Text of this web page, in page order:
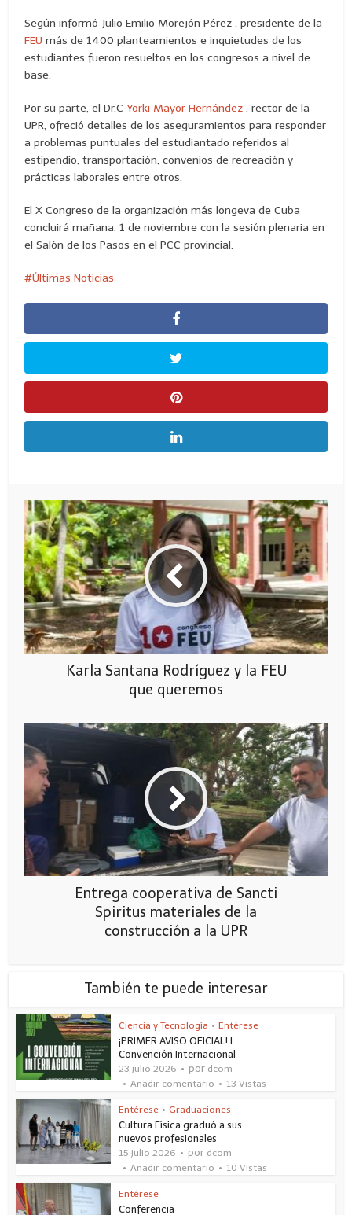
Según informó Julio Emilio Morejón Pérez , presidente de la
FEU más de 1400 planteamientos e inquietudes de los
estudiantes fueron resueltos en los congresos a nivel de
base.
Por su parte, el Dr.CYorki Mayor Hernández , rector de la
UPR, ofreció detalles de los aseguramientos para responder
a problemas puntuales del estudiantado referidos al
estipendio, transportación, convenios de recreación y
prácticas laborales entre otros.
El X Congreso de la organización más longeva de Cuba
concluirá mañana, 1 de noviembre con la sesión plenaria en
el Salón de los Pasos en el PCC provincial.
Últimas Noticias
Karla Santana Rodríguez y la FEU
que queremos
Entrega cooperativa de Sancti
Spiritus materiales de la
construcción a la UPR
También te puede interesar
Ciencia y Tecnología • Entérese
¡PRIMER AVISO OFICIAL! I
Convención Internacional
23 julio 2026 por dcom
Añadir comentario
13 Vistas
Entérese • Graduaciones
Cultura Física graduó a sus
nuevos profesionales
15 julio 2026 por dcom
Añadir comentario
10 Vistas
Entérese
Conferencia